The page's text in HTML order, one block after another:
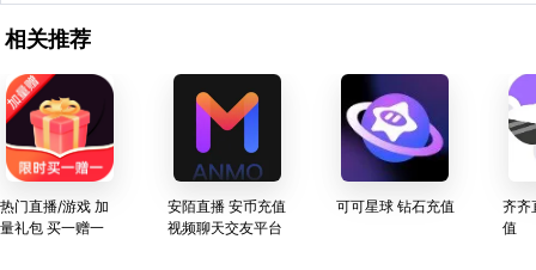
相关推荐
热门直播/游戏 加
量礼包 买一赠一
安陌直播 安币充值
视频聊天交友平台
可可星球 钻石充值
齐齐
值